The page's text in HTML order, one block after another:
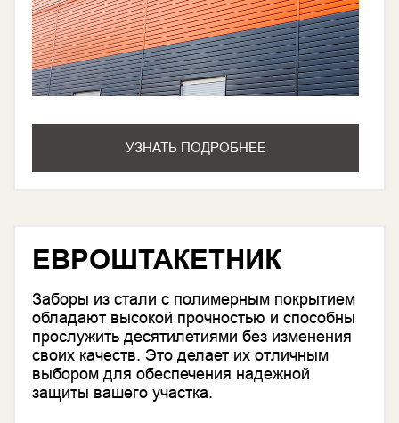
УЗНАТЬ ПОДРОБНЕЕ
ЕВРОШТАКЕТНИК
Заборы из стали с полимерным покрытием
обладают высокой прочностью и способны
прослужить десятилетиями без изменения
своих качеств. Это делает их отличным
выбором для обеспечения надежной
защиты вашего участка.